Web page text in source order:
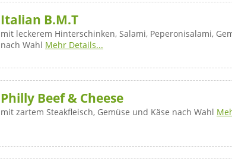
Italian B.M.T
mit leckerem Hinterschinken, Salami, Peperonisalami,
nach Wahl Mehr Details...
Philly Beef & Cheese
mit zartem Steakfleisch, Gemüse und Käse nach Wahl